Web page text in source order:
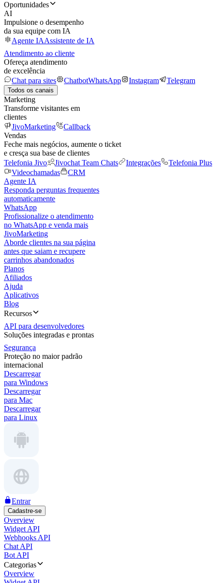
Oportunidades
AI
Impulsione o desempenho
da sua equipe com IA
Agente IAAssistente de IA
Atendimento ao cliente
Ofereça atendimento
de excelência
Chat para sites
ChatbotWhatsApp Instagram Telegram
Todos os canais
Marketing
Transforme visitantes em
clientes
JivoMarketing
Callback
Vendas
Feche mais negócios, aumente o ticket
e cresça sua base de clientes
Telefonia Jivo
Jivochat Team Chats Integrações
Telefonia Plus
Videochamadas
CRM
Agente IA
Responda perguntas frequentes
automaticamente
WhatsApp
Profissionalize o atendimento
no WhatsApp e venda mais
JivoMarketing
Aborde clientes na sua página
antes que saiam e recupere
carrinhos abandonados
Planos
Afiliados
Ajuda
Aplicativos
Blog
Recursos
API para desenvolvedores
Soluções integradas e prontas
Segurança
Proteção no maior padrão
internacional
Descarregar
para Windows
Descarregar
para Mac
Descarregar
para Linux
Entrar
Cadastre-se
Overview
Widget API
Webhooks API
Chat API
Bot API
Categorias
Overview